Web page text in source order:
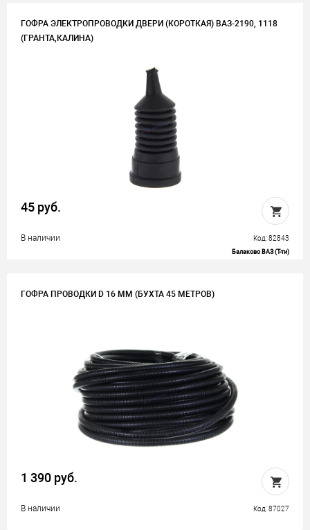
ГОФРА ЭЛЕКТРОПРОВОДКИ ДВЕРИ (КОРОТКАЯ) ВАЗ-2190, 1118
(ГРАНТА,КАЛИНА)
45 руб.
В наличии Код: 82843
Балаково ВАЗ (Т-ти)
ГОФРА ПРОВОДКИ D 16 ММ (БУХТА 45 МЕТРОВ)
1 390 руб.
В наличии Код: 87027